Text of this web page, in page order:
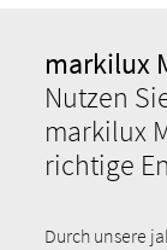
markilux
Nutzen
markilux
richtige
Durch unsere